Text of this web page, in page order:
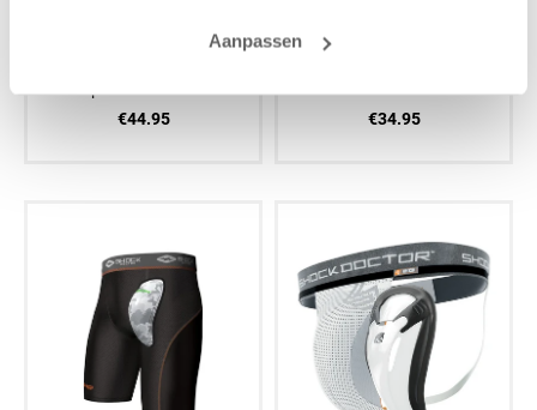
Aanpassen
Cup
€44.95
Kruisbeschermer
€34.95